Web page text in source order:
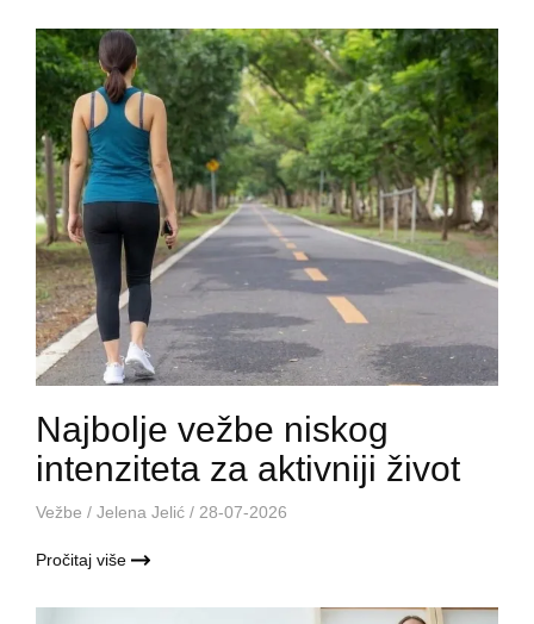
Najbolje vežbe niskog
intenziteta za aktivniji život
Vežbe / Jelena Jelić / 28-07-2026
Pročitaj više